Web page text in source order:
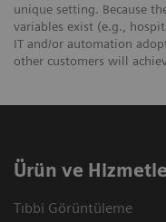
unique setting. Because
variables exist (e.g.,
IT and/or automation
other customers will
Ürün ve
Tıbbi Görüntüleme